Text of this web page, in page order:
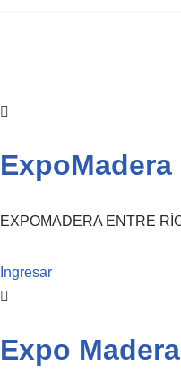
EXPOMADERA ENTRE
Ingresar
Expo